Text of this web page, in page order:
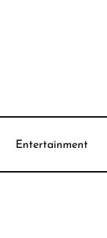
Entertainment